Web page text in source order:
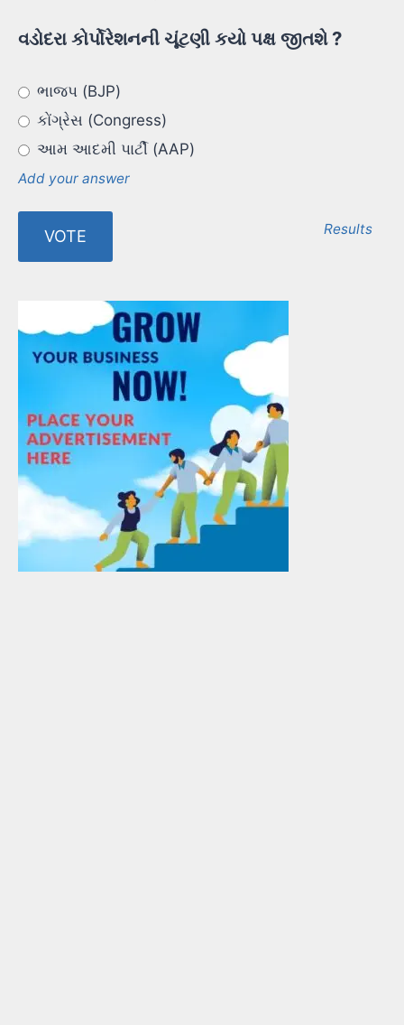
વડોદરા કોર્પોરેશનની ચૂંટણી કયો પક્ષ જીતશે ?
ભાજપ (BJP)
કોંગ્રેસ (Congress)
આમ આદમી પાર્ટી (AAP)
Add your answer
Results